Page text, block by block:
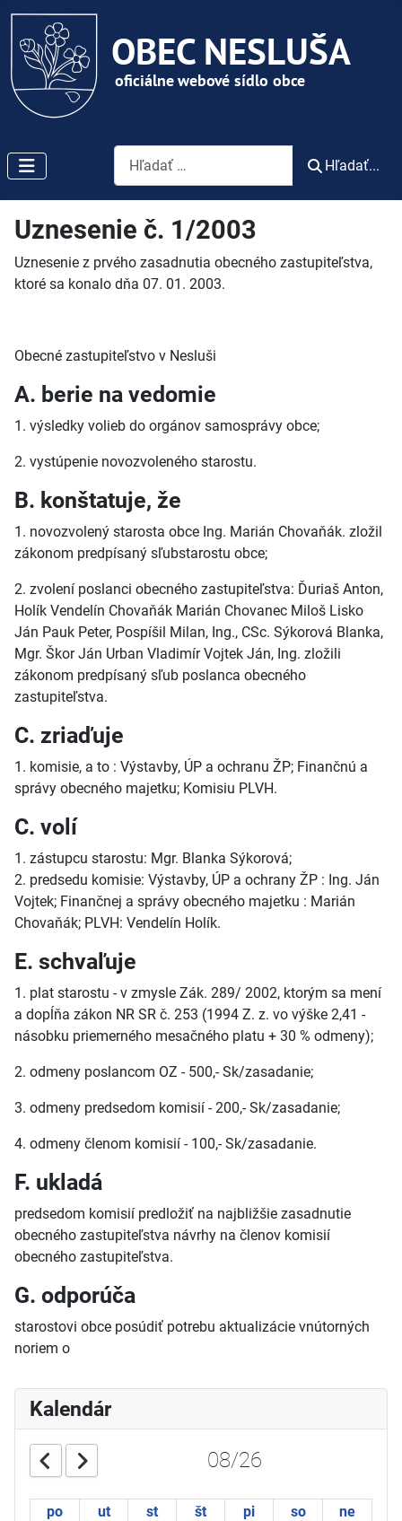
Vyhľadávanie
Hľadať...
Uznesenie č. 1/2003
Uznesenie z prvého zasadnutia obecného zastupiteľstva,
ktoré sa konalo dňa 07. 01. 2003.
Obecné zastupiteľstvo v Nesluši
A. berie na vedomie
1. výsledky volieb do orgánov samosprávy obce;
2. vystúpenie novozvoleného starostu.
B. konštatuje, že
1. novozvolený starosta obce Ing. Marián Chovaňák. zložil
zákonom predpísaný sľubstarostu obce;
2. zvolení poslanci obecného zastupiteľstva: Ďuriaš Anton,
Holík Vendelín Chovaňák Marián Chovanec Miloš Lisko
Ján Pauk Peter, Pospíšil Milan, Ing., CSc. Sýkorová Blanka,
Mgr. Škor Ján Urban Vladimír Vojtek Ján, Ing. zložili
zákonom predpísaný sľub poslanca obecného
zastupiteľstva.
C. zriaďuje
1. komisie, a to : Výstavby, ÚP a ochranu ŽP; Finančnú a
správy obecného majetku; Komisiu PLVH.
C. volí
1. zástupcu starostu: Mgr. Blanka Sýkorová;
2. predsedu komisie: Výstavby, ÚP a ochrany ŽP : Ing. Ján
Vojtek; Finančnej a správy obecného majetku : Marián
Chovaňák; PLVH: Vendelín Holík.
E. schvaľuje
1. plat starostu - v zmysle Zák. 289/ 2002, ktorým sa mení
a dopĺňa zákon NR SR č. 253 (1994 Z. z. vo výške 2,41 -
násobku priemerného mesačného platu + 30 % odmeny);
2. odmeny poslancom OZ - 500,- Sk/zasadanie;
3. odmeny predsedom komisií - 200,- Sk/zasadanie;
4. odmeny členom komisií - 100,- Sk/zasadanie.
F. ukladá
predsedom komisií predložiť na najbližšie zasadnutie
obecného zastupiteľstva návrhy na členov komisií
obecného zastupiteľstva.
G. odporúča
starostovi obce posúdiť potrebu aktualizácie vnútorných
noriem o
Kalendár
08/26
po ut st št pi so
ne